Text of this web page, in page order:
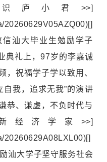
庐小君>>]
20260629V05AZQ00)[]
信汕大毕业生勉励学子
典礼上，97岁的李嘉诚
，祝福学子学以致用、
我，追求无我”的演讲
恭、谦虚，不负时代与
济学家>>]
20260629A08LXL00)[]
汕大学子坚守服务社会